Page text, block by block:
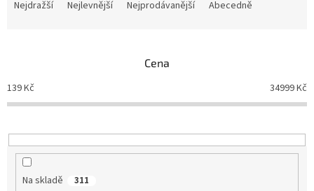
p
r
o
u
Nejdražší Nejlevnější Nejprodávanější Abecedně
Cena
139Kč 34999Kč
Na skladě 311